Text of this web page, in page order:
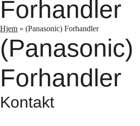
Forhandler
Hjem » (Panasonic) Forhandler
(Panasonic)
Forhandler
Kontakt